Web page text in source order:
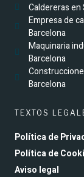
Caldereras
Empresa de
Barcelona
Maquinaria
Barcelona
Barcelona
TEXTOS
Política de
Política de
Aviso legal